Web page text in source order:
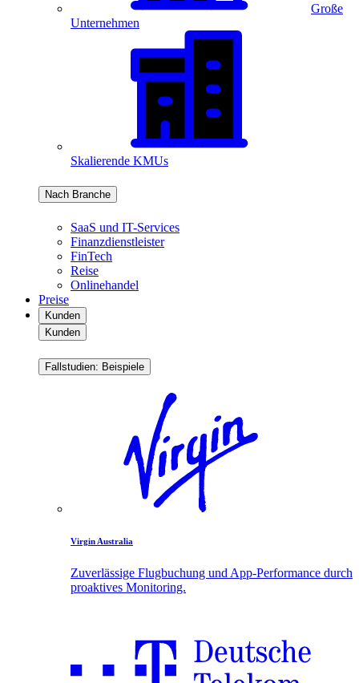
Große
Unternehmen
Skalierende KMUs
Nach Branche
SaaS und IT-Services
Finanzdienstleister
FinTech
Reise
Onlinehandel
Preise
Kunden
Kunden
Fallstudien: Beispiele
Virgin Australia
Zuverlässige Flugbuchung und App-Performance durch
proaktives Monitoring.